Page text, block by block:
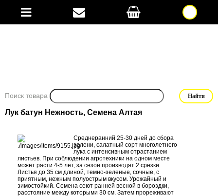
Поиск товара
Лук батун Нежность, Семена Алтая
Среднеранний 25-30 дней до сбора
зелени, салатный сорт многолетнего
лука с интенсивным отрастанием
листьев. При соблюдении агротехники на одном месте
может расти 4-5 лет, за сезон производят 2 срезки.
Листья до 35 см длиной, темно-зеленые, сочные, с
приятным, нежным полуострым вкусом. Урожайный и
зимостойкий. Семена сеют ранней весной в бороздки,
расстояние между которыми 30 см. Затем прореживают